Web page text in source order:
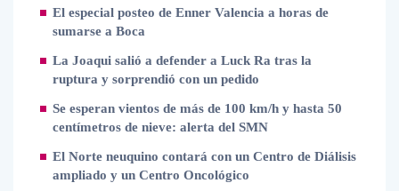
El especial posteo de Enner Valencia a horas de
sumarse a Boca
La Joaqui salió a defender a Luck Ra tras la
ruptura y sorprendió con un pedido
Se esperan vientos de más de 100 km/h y hasta 50
centímetros de nieve: alerta del SMN
El Norte neuquino contará con un Centro de Diálisis
ampliado y un Centro Oncológico